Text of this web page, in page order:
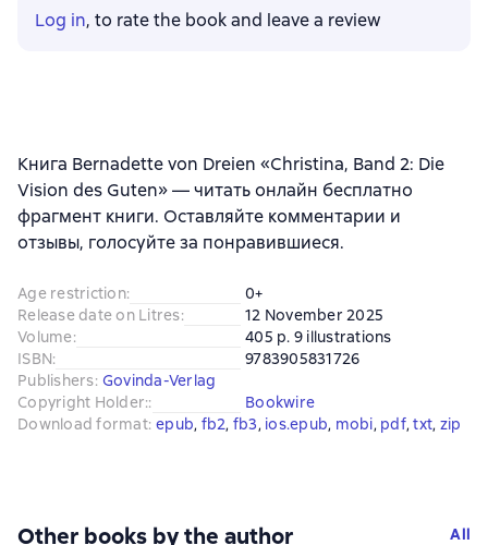
Log in, to rate the book and leave a review
Книга Bernadette von Dreien «Christina, Band 2: Die
Vision des Guten» — читать онлайн бесплатно
фрагмент книги. Оставляйте комментарии и
отзывы, голосуйте за понравившиеся.
Age restriction:
0+
Release date on Litres:
12 November 2025
Volume:
405 p. 9 illustrations
ISBN:
9783905831726
Publishers: Govinda-Verlag
Copyright Holder::
Bookwire
Download format: epub, fb2, fb3, ios.epub, mobi, pdf, txt, zip
Other books by the author All